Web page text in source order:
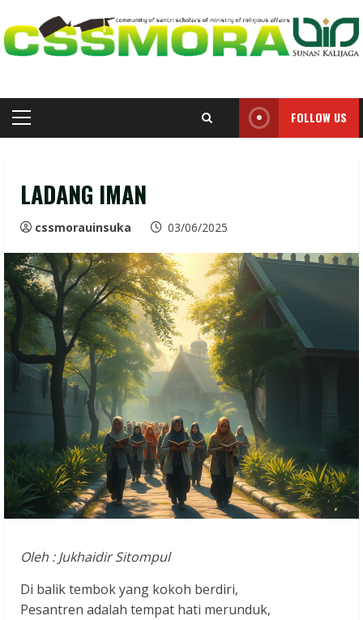
to
content
Primary
FOLLOW US
LADANG IMAN
cssmorauinsuka 03/06/2025
Oleh : Jukhaidir Sitompul
Di balik tembok yang kokoh berdiri,
Pesantren adalah tempat hati merunduk,